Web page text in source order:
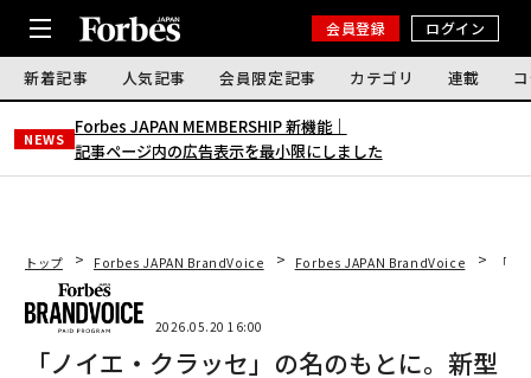
会員登録 ログイン
新着記事 人気記事 会員限定記事 カテゴリ 連載
NEWS
Forbes JAPAN MEMBERSHIP 新機能｜
記事ページ内の広告表示を最小限にしました
トップ Forbes JAPAN BrandVoice Forbes JAPAN BrandVoice 「
2026.05.20 16:00
「ノイエ・クラッセ」の名のもとに。新型